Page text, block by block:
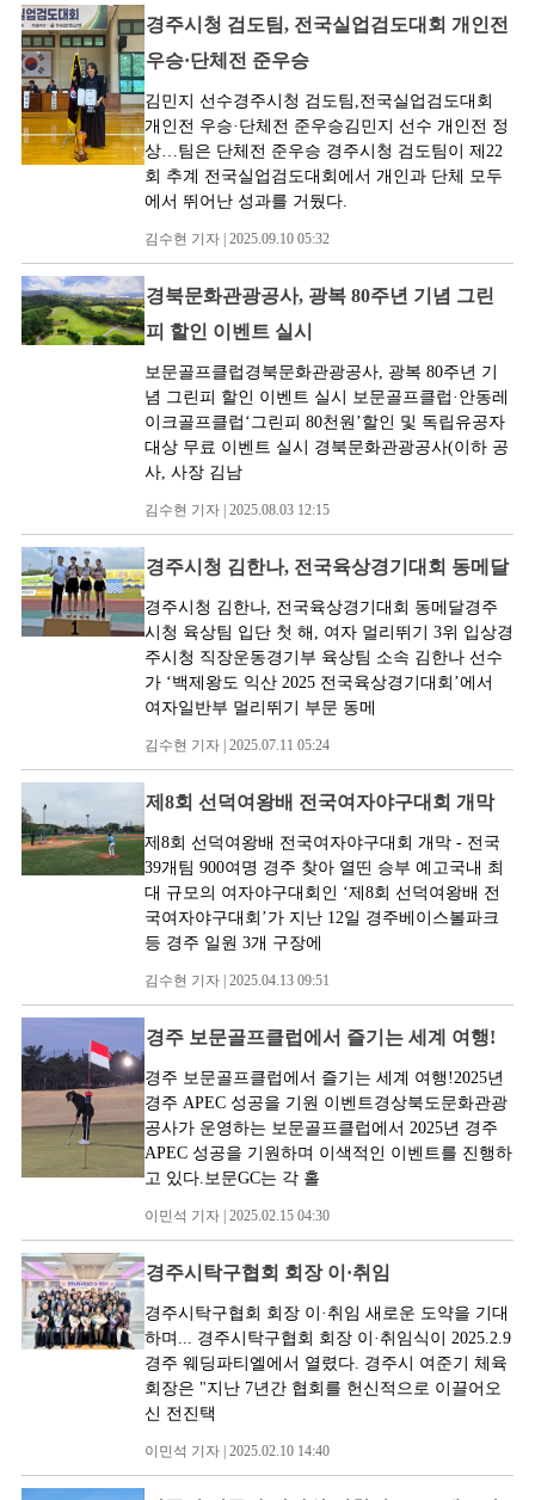
경주시청 검도팀, 전국실업검도대회 개인전
우승·단체전 준우승
김민지 선수경주시청 검도팀,전국실업검도대회
개인전 우승·단체전 준우승김민지 선수 개인전 정
상…팀은 단체전 준우승 경주시청 검도팀이 제22
회 추계 전국실업검도대회에서 개인과 단체 모두
에서 뛰어난 성과를 거뒀다.
김수현 기자 | 2025.09.10 05:32
경북문화관광공사, 광복 80주년 기념 그린
피 할인 이벤트 실시
보문골프클럽경북문화관광공사, 광복 80주년 기
념 그린피 할인 이벤트 실시 보문골프클럽·안동레
이크골프클럽‘그린피 80천원’할인 및 독립유공자
대상 무료 이벤트 실시 경북문화관광공사(이하 공
사, 사장 김남
김수현 기자 | 2025.08.03 12:15
경주시청 김한나, 전국육상경기대회 동메달
경주시청 김한나, 전국육상경기대회 동메달경주
시청 육상팀 입단 첫 해, 여자 멀리뛰기 3위 입상경
주시청 직장운동경기부 육상팀 소속 김한나 선수
가 ‘백제왕도 익산 2025 전국육상경기대회’에서
여자일반부 멀리뛰기 부문 동메
김수현 기자 | 2025.07.11 05:24
제8회 선덕여왕배 전국여자야구대회 개막
제8회 선덕여왕배 전국여자야구대회 개막 - 전국
39개팀 900여명 경주 찾아 열띤 승부 예고국내 최
대 규모의 여자야구대회인 ‘제8회 선덕여왕배 전
국여자야구대회’가 지난 12일 경주베이스볼파크
등 경주 일원 3개 구장에
김수현 기자 | 2025.04.13 09:51
경주 보문골프클럽에서 즐기는 세계 여행!
경주 보문골프클럽에서 즐기는 세계 여행!2025년
경주 APEC 성공을 기원 이벤트경상북도문화관광
공사가 운영하는 보문골프클럽에서 2025년 경주
APEC 성공을 기원하며 이색적인 이벤트를 진행하
고 있다.보문GC는 각 홀
이민석 기자 | 2025.02.15 04:30
경주시탁구협회 회장 이·취임
경주시탁구협회 회장 이·취임 새로운 도약을 기대
하며... 경주시탁구협회 회장 이·취임식이 2025.2.9
경주 웨딩파티엘에서 열렸다. 경주시 여준기 체육
회장은 "지난 7년간 협회를 헌신적으로 이끌어오
신 전진택
이민석 기자 | 2025.02.10 14:40